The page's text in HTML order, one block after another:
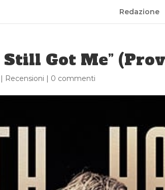
Redazione
Got Me”
Recensioni | 0 commenti